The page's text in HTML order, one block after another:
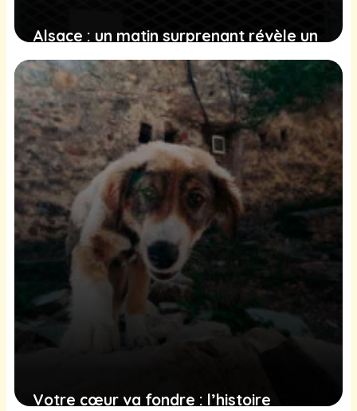
Alsace : un matin surprenant révèle un
chaton perdu au refuge de Colmar
4 février 2025
Votre cœur va fondre : l’histoire